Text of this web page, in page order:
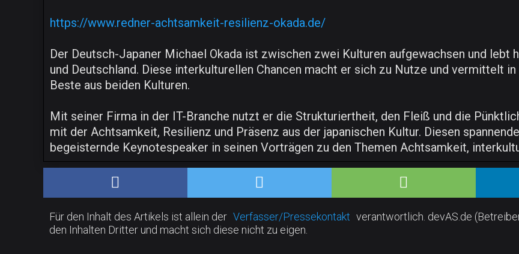
https://www.redner-achtsamkeit-resilienz-okada.de/
Der Deutsch-Japaner Michael Okada ist zwischen zwei Kulturen aufgewachsen und lebt
und Deutschland. Diese interkulturellen Chancen macht er sich zu Nutze und vermittelt
Beste aus beiden Kulturen.
Mit seiner Firma in der IT-Branche nutzt er die Strukturiertheit, den Fleiß und die
mit der Achtsamkeit, Resilienz und Präsenz aus der japanischen Kultur. Diesen
begeisternde Keynotespeaker in seinen Vorträgen zu den Themen Achtsamkeit,
Für den Inhalt des Artikels ist allein der Verfasser/Pressekontakt verantwortlich. devAS.de
den Inhalten Dritter und macht sich diese nicht zu eigen.